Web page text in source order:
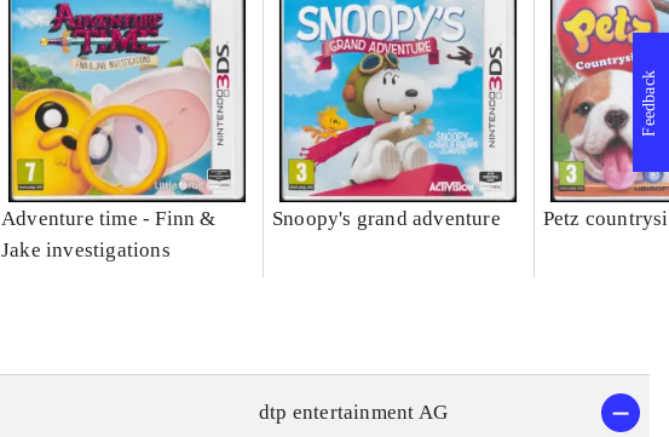
Adventure time - Finn &
Jake investigations
Snoopy's grand adventure Petz
dtp entertainment AG
Feedback